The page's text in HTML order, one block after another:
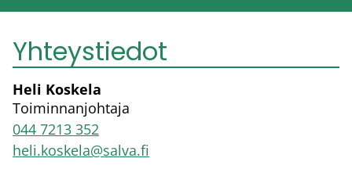
Yhteystiedot
Heli Koskela
Toiminnanjohtaja
044 7213 352
heli.koskela@salva.fi